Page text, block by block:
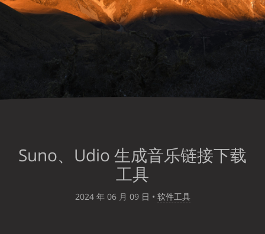
Suno、Udio 生成音乐链接下载
工具
2024 年 06 月 09 日 • 软件工具